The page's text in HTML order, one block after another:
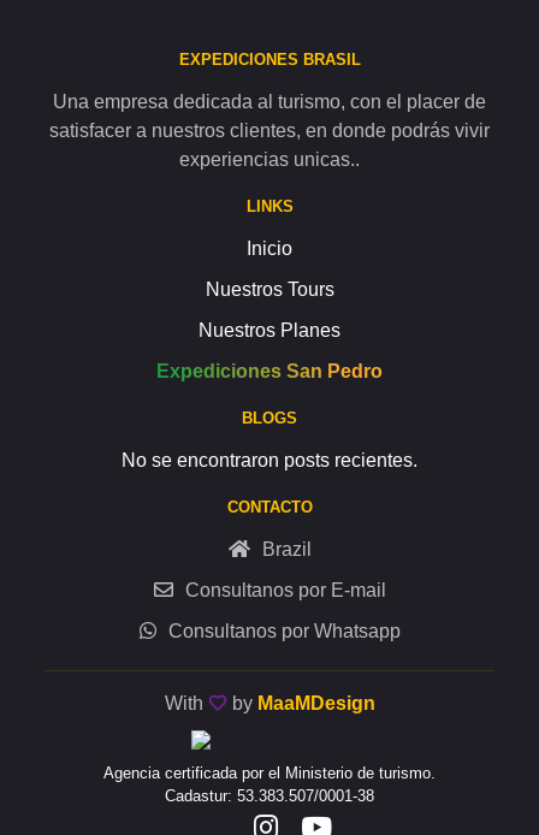
EXPEDICIONES BRASIL
Una empresa dedicada al turismo, con el placer de
satisfacer a nuestros clientes, en donde podrás vivir
experiencias unicas..
LINKS
Inicio
Nuestros Tours
Nuestros Planes
Expediciones San Pedro
BLOGS
No se encontraron posts recientes.
CONTACTO
Brazil
Consultanos por E-mail
Consultanos por Whatsapp
With by MaaMDesign
Agencia certificada por el Ministerio de turismo.
Cadastur: 53.383.507/0001-38